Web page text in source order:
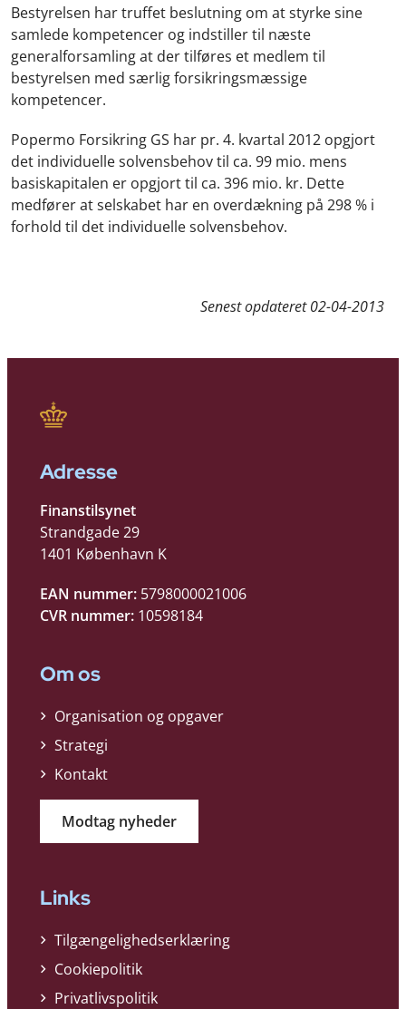
Bestyrelsen har truffet beslutning om at styrke sine
samlede kompetencer og indstiller til næste
generalforsamling at der tilføres et medlem til
bestyrelsen med særlig forsikringsmæssige
kompetencer.
Popermo Forsikring GS har pr. 4. kvartal 2012 opgjort
det individuelle solvensbehov til ca. 99 mio. mens
basiskapitalen er opgjort til ca. 396 mio. kr. Dette
medfører at selskabet har en overdækning på 298 % i
forhold til det individuelle solvensbehov.
Senest opdateret02-04-2013
Adresse
Finanstilsynet
Strandgade 29
1401 København K
EAN nummer: 5798000021006
CVR nummer: 10598184
Om os
Organisation og opgaver
Strategi
Kontakt
Modtag nyheder
Links
Tilgængelighedserklæring
Cookiepolitik
Privatlivspolitik